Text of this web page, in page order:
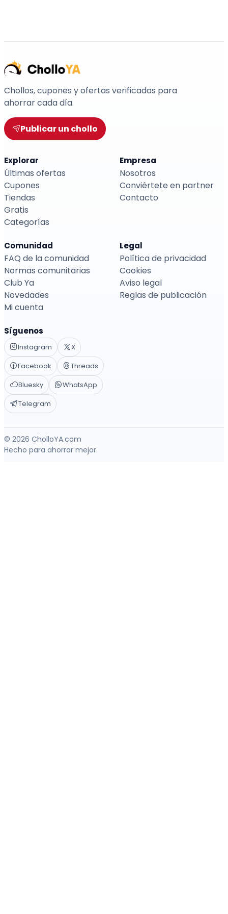
Chollos, cupones y ofertas verificadas para
ahorrar cada día.
Publicar un chollo
Explorar
Últimas ofertas
Cupones
Tiendas
Gratis
Categorías
Empresa
Nosotros
Conviértete en partner
Contacto
Comunidad
FAQ de la comunidad
Normas comunitarias
Club Ya
Novedades
Mi cuenta
Legal
Política de privacidad
Cookies
Aviso legal
Reglas de publicación
Síguenos
Instagram
X
Facebook
Threads
Bluesky
WhatsApp
Telegram
© 2026 CholloYA.com
Hecho para ahorrar mejor.